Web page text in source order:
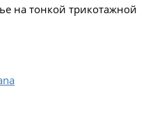
на тонкой трикотажной